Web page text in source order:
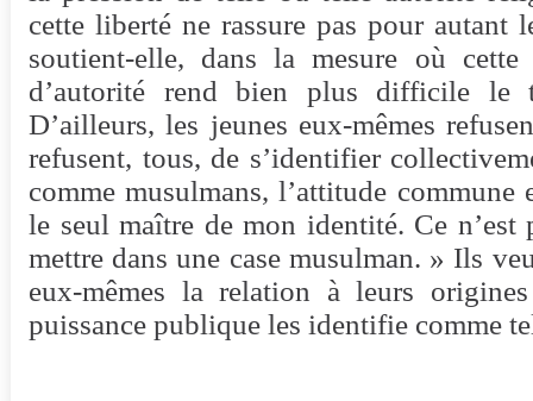
cette liberté ne rassure pas pour autant
soutient-elle, dans la mesure où cette
d’autorité rend bien plus difficile le
D’ailleurs, les jeunes eux-mêmes
refusent, tous, de s’identifier
comme musulmans, l’attitude
le seul maître de mon identité. Ce n’est
mettre dans une case musulman. » Ils
eux-mêmes la relation à leurs
puissance publique les identifie comme